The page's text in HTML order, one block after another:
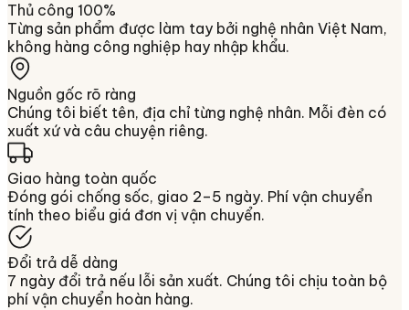
Thủ công 100%
Từng sản phẩm được làm tay bởi nghệ nhân Việt Nam,
không hàng công nghiệp hay nhập khẩu.
Nguồn gốc rõ ràng
Chúng tôi biết tên, địa chỉ từng nghệ nhân. Mỗi đèn có
xuất xứ và câu chuyện riêng.
Giao hàng toàn quốc
Đóng gói chống sốc, giao 2–5 ngày. Phí vận chuyển
tính theo biểu giá đơn vị vận chuyển.
Đổi trả dễ dàng
7 ngày đổi trả nếu lỗi sản xuất. Chúng tôi chịu toàn bộ
phí vận chuyển hoàn hàng.